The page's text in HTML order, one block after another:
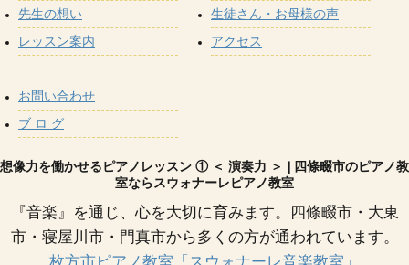
先生の想い
レッスン案内
生徒さん・お母様の声
アクセス
お問い合わせ
ブ ロ グ
想像力を働かせるピアノレッスン ① ＜ 演奏力 ＞ | 四條畷市のピアノ教
室ならスウォナーレピアノ教室
『音楽』を通じ、心を大切に育みます。四條畷市・大東
市・寝屋川市・門真市から多くの方が通われています。